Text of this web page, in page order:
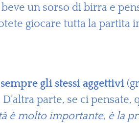
un sorso di birra e
giocare tutta la partita
gli stessi aggettivi
parte, se ci pensate,
è molto importante, è la